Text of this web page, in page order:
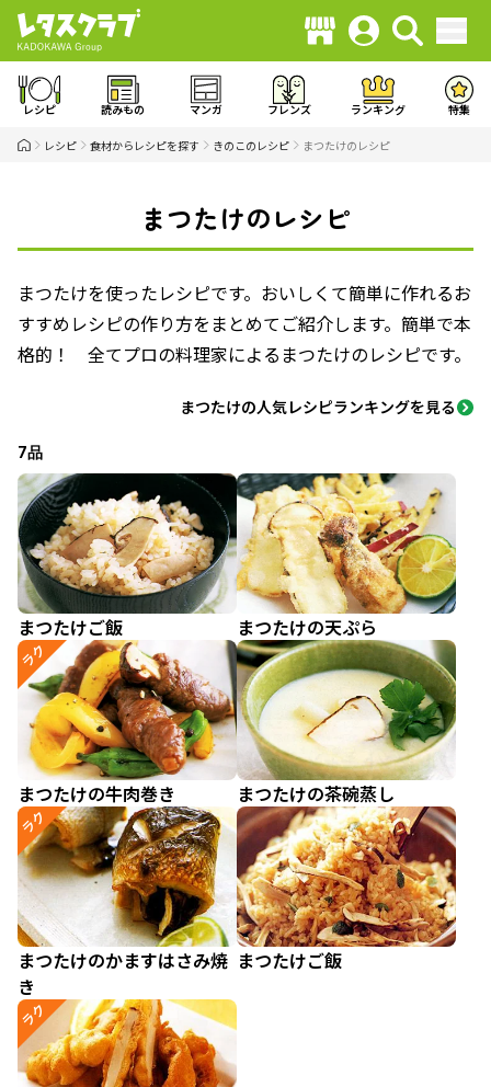
レシピ 読みもの マンガ フレンズ ランキング 特集
レシピ 食材からレシピを探す きのこのレシピ まつたけのレシピ
まつたけのレシピ
まつたけを使ったレシピです。おいしくて簡単に作れるお
すすめレシピの作り方をまとめてご紹介します。簡単で本
格的！ 全てプロの料理家によるまつたけのレシピです。
まつたけの人気レシピランキングを見る
7品
まつたけご飯 まつたけの天ぷら
ラク
まつたけの牛肉巻き まつたけの茶碗蒸し
ラク
まつたけのかますはさみ焼
き
まつたけご飯
ラク